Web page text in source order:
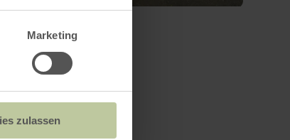
Marketing
zulassen